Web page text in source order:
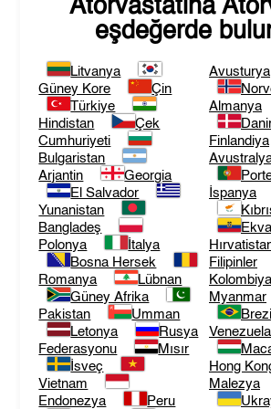
Atorvastatina
eşdeğerde
Litvanya
Güney Kore
Çin
Türkiye
Hindistan
Çek
Cumhuriyeti
Bulgaristan
Arjantin
Georgia
El Salvador
Yunanistan
Bangladeş
Polonya
İtalya
Bosna Hersek
Romanya
Lübnan
Güney Afrika
Pakistan
Umman
Letonya
Rusya
Federasyonu
Mısır
İsveç
Vietnam
Endonezya
Peru
Avusturya
Almanya
Finlandiya
İspanya
Filipinler
Kolombiya
Myanmar
Venezuela
Hong
Malezya